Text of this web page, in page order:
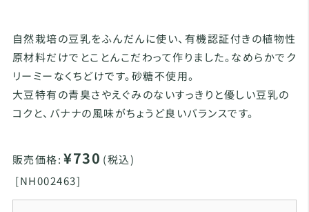
自然栽培の豆乳をふんだんに使い、有機認証付きの植物性
原材料だけでとことんこだわって作りました。なめらかでク
リーミーなくちどけです。砂糖不使用。
大豆特有の青臭さやえぐみのないすっきりと優しい豆乳の
コクと、バナナの風味がちょうど良いバランスです。
販売価格: ¥730 (税込)
[NH002463]